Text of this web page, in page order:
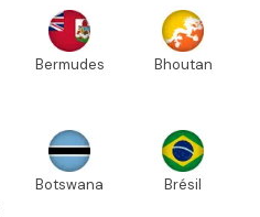
Bermudes Bhoutan
Botswana Brésil